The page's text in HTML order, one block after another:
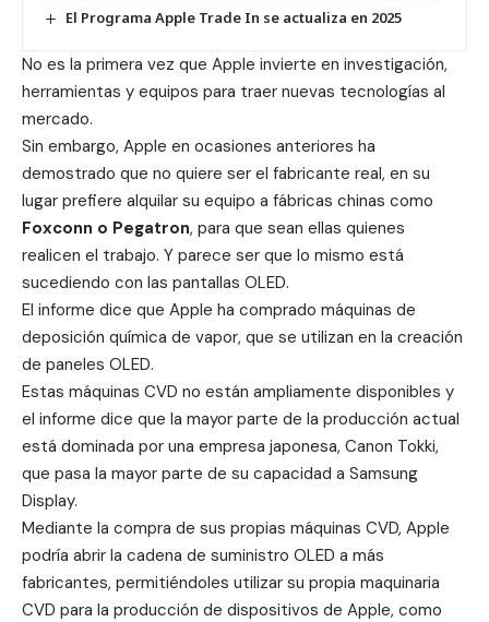
El Programa Apple Trade In se actualiza en 2025
No es la primera vez que Apple invierte en investigación,
herramientas y equipos para traer nuevas tecnologías al
mercado.
Sin embargo, Apple en ocasiones anteriores ha
demostrado que no quiere ser el fabricante real, en su
lugar prefiere alquilar su equipo a fábricas chinas como
Foxconn o Pegatron, para que sean ellas quienes
realicen el trabajo. Y parece ser que lo mismo está
sucediendo con las pantallas OLED.
El informe dice que Apple ha comprado máquinas de
deposición química de vapor, que se utilizan en la creación
de paneles OLED.
Estas máquinas CVD no están ampliamente disponibles y
el informe dice que la mayor parte de la producción actual
está dominada por una empresa japonesa, Canon Tokki,
que pasa la mayor parte de su capacidad a Samsung
Display.
Mediante la compra de sus propias máquinas CVD, Apple
podría abrir la cadena de suministro OLED a más
fabricantes, permitiéndoles utilizar su propia maquinaria
CVD para la producción de dispositivos de Apple, como